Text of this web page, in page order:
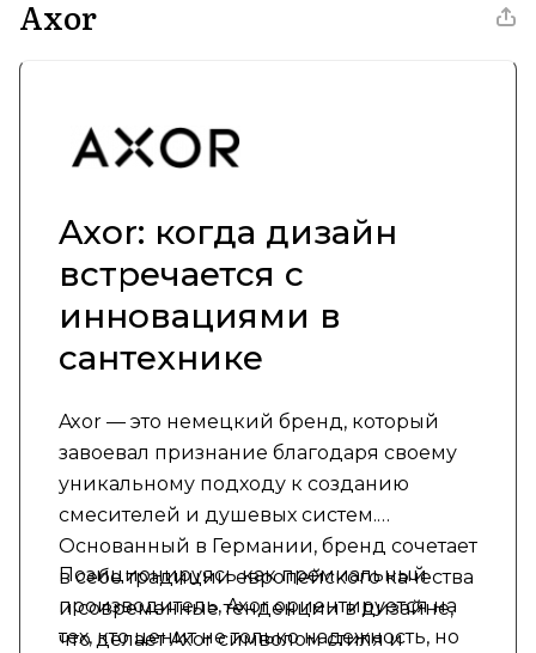
Axor
Axor: когда дизайн
встречается с
инновациями в
сантехнике
Axor — это немецкий бренд, который
завоевал признание благодаря своему
уникальному подходу к созданию
смесителей и душевых систем.
Основанный в Германии, бренд сочетает
в себе традиции европейского качества
и современные тенденции в дизайне,
что делает Axor символом стиля и
Позиционируясь как премиальный
производитель, Axor ориентируется на
тех, кто ценит не только надежность, но